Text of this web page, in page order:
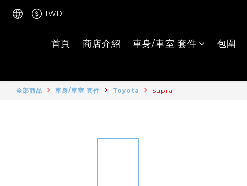
TWD
首頁 商店介紹 車身/車室 套件 包圍
全部商品 車身/車室 套件 Toyota Supra